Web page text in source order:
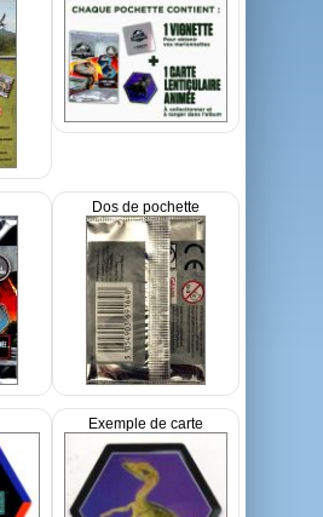
Dos de pochette
Exemple de carte